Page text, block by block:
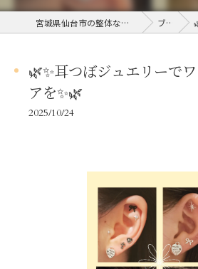
宮城県仙台市の整体なら美容整体/接骨院SUN ブログ
🌿✨耳つぼジュエリーで
アを✨🌿
2025/10/24